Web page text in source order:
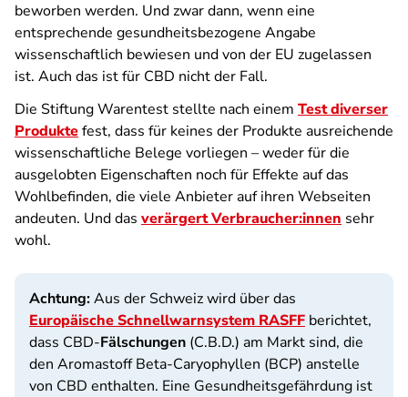
beworben werden. Und zwar dann, wenn eine
entsprechende gesundheitsbezogene Angabe
wissenschaftlich bewiesen und von der EU zugelassen
ist. Auch das ist für CBD nicht der Fall.
Die Stiftung Warentest stellte nach einem Test diverser
Produktefest, dass für keines der Produkte ausreichende
wissenschaftliche Belege vorliegen – weder für die
ausgelobten Eigenschaften noch für Effekte auf das
Wohlbefinden, die viele Anbieter auf ihren Webseiten
andeuten. Und das verärgert Verbraucher:innen sehr
wohl.
Achtung:Aus der Schweiz wird über das
Europäische Schnellwarnsystem RASFF berichtet,
dass CBD-Fälschungen (C.B.D.) am Markt sind, die
den AromastoffBeta-Caryophyllen (BCP) anstelle
von CBD enthalten. Eine Gesundheitsgefährdung ist